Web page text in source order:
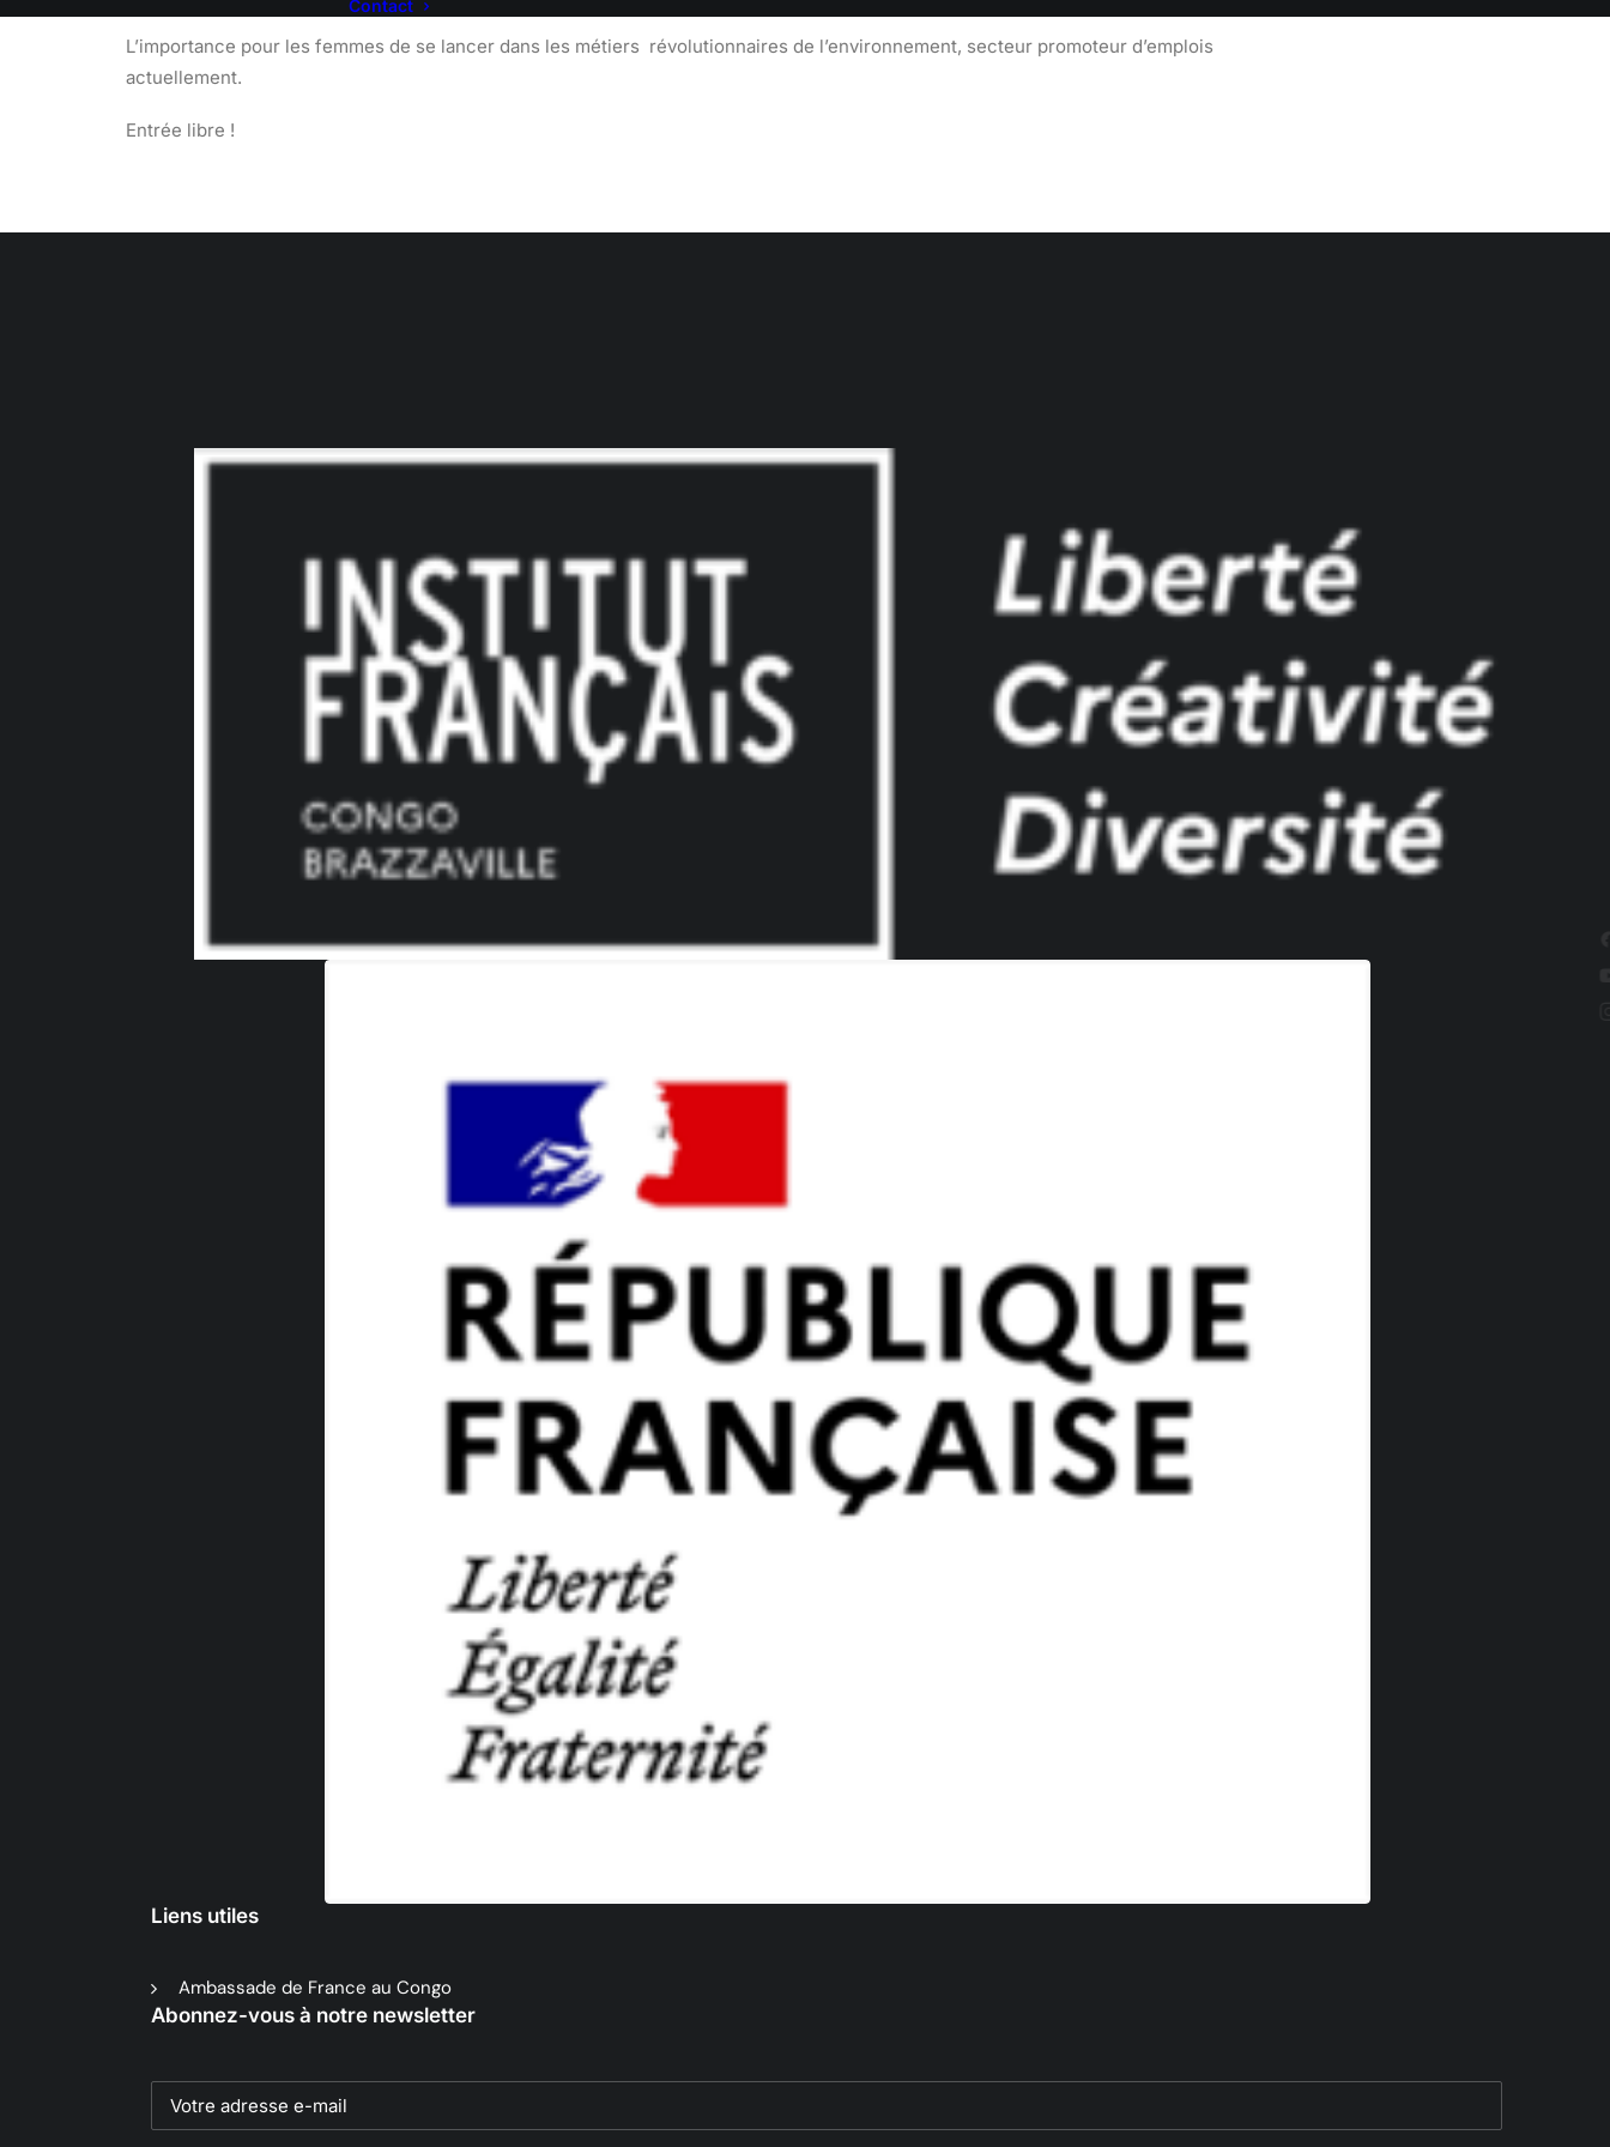
Contact
L’importance pour les femmes de se lancer dans les métiers révolutionnaires de l’environnement, secteur promoteur d’emplois
actuellement.
Entrée libre !
Liens utiles
Ambassade de France au Congo
Abonnez-vous à notre newsletter